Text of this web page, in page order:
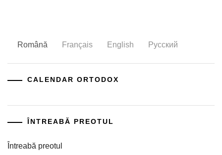
Română Français English Русский
CALENDAR ORTODOX
ÎNTREABĂ PREOTUL
Întreabă preotul